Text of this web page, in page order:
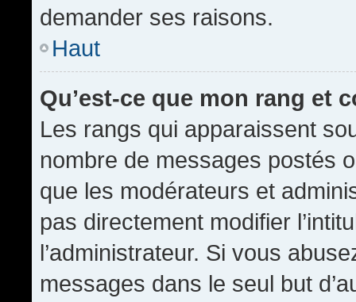
demander ses raisons.
Haut
Qu’est-ce que mon rang et
Les rangs qui apparaissent
nombre de messages postés
que les modérateurs et
pas directement modifier
l’administrateur. Si vous
messages dans le seul but